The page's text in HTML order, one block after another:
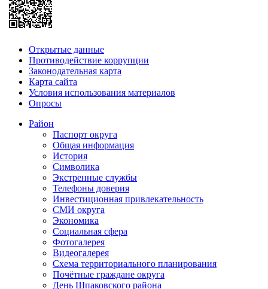
Открытые данные
Противодействие коррупции
Законодательная карта
Карта сайта
Условия использования материалов
Опросы
Район
Паспорт округа
Общая информация
История
Символика
Экстренные службы
Телефоны доверия
Инвестиционная привлекательность
СМИ округа
Экономика
Социальная сфера
Фотогалерея
Видеогалерея
Схема территориального планирования
Почётные граждане округа
День Шпаковского района